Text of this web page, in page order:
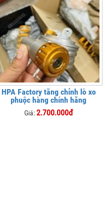
HPA Factory tăng chỉnh lò xo
phuộc hàng chính hãng
Giá:2.700.000đ